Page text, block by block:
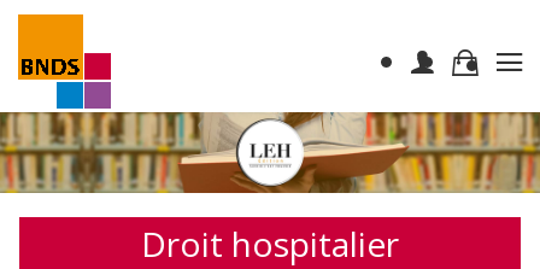
Droit hospitalier